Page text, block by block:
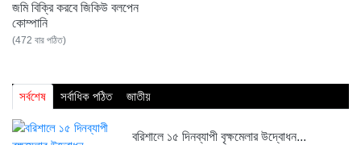
জমি বিক্রি করবে জিকিউ বলপেন
কোম্পানি
(472 বার পঠিত)
সর্বশেষ সর্বাধিক পঠিত জাতীয়
বরিশালে ১৫ দিনব্যাপী বৃক্ষমেলার উদ্বোধন...